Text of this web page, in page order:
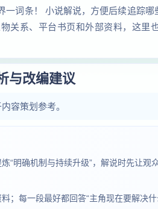
词条！ 小说解说，方便后续追踪
关系、平台书页和外部资料，这里
与改编建议
容策划参考。
“明确机制与持续升级”，解说时先让观
；每一段最好都回答“主角现在要解决什